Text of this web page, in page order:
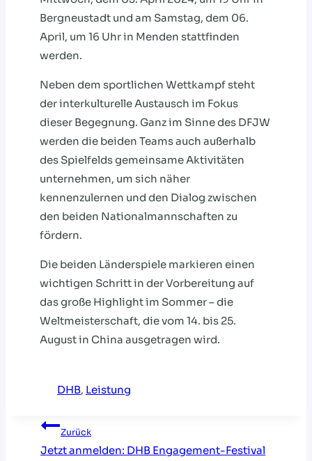
Bergneustadt und am Samstag, dem 06.
April, um 16 Uhr in Menden stattfinden
werden.
Neben dem sportlichen Wettkampf steht
der interkulturelle Austausch im Fokus
dieser Begegnung. Ganz im Sinne des DFJW
werden die beiden Teams auch außerhalb
des Spielfelds gemeinsame Aktivitäten
unternehmen, um sich näher
kennenzulernen und den Dialog zwischen
den beiden Nationalmannschaften zu
fördern.
Die beiden Länderspiele markieren einen
wichtigen Schritt in der Vorbereitung auf
das große Highlight im Sommer – die
Weltmeisterschaft, die vom 14. bis 25.
August in China ausgetragen wird.
DHB, Leistung
Beitragsnavigation
Zurück
Jetzt anmelden: DHB Engagement-Festival